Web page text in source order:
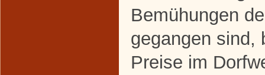
Bemühungen
gegangen sind,
Preise im